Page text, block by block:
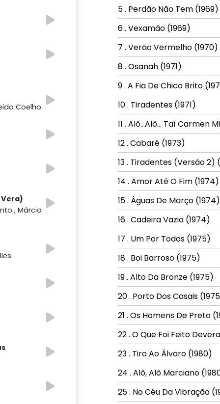
Coelho
Vera)
, Márcio
5 . Perdão Não Tem (1969)
6 . Vexamão (1969)
7 . Verão Vermelho (1970)
8 . Osanah (1971)
9 . A Fia De Chico Brito
10 . Tiradentes (1971)
11 . Alô...Alô... Taí Carmen
12 . Cabaré (1973)
13 . Tiradentes (Versão 2)
14 . Amor Até O Fim (1974)
15 . Águas De Março (1974)
16 . Cadeira Vazia (1974)
17 . Um Por Todos (1975)
18 . Boi Barroso (1975)
19 . Alto Da Bronze (1975)
20 . Porto Dos Casais
21 . Os Homens De Preto
22 . O Que Foi Feito
23 . Tiro Ao Álvaro (1980)
24 . Alô, Alô Marciano
25 . No Céu Da Vibração